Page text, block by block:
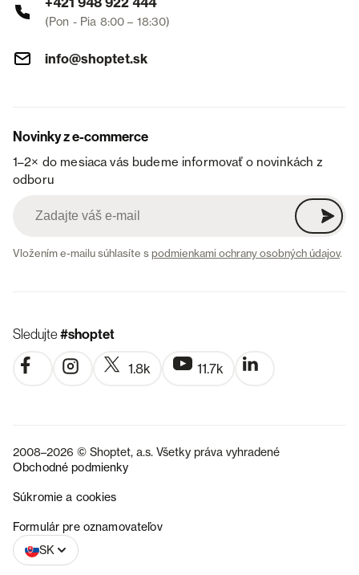
(Pon - Pia 8:00 – 18:30)
info@shoptet.sk
Novinky z e-commerce
1–2× do mesiaca vás budeme informovať o novinkách z
odboru
Vložením e-mailu súhlasíte spodmienkami ochrany osobných údajov.
Sledujte#shoptet
1.8k 11.7k
2008–2026 © Shoptet, a.s. Všetky práva vyhradené
Obchodné podmienky
Súkromie a cookies
Formulár pre oznamovateľov
SK